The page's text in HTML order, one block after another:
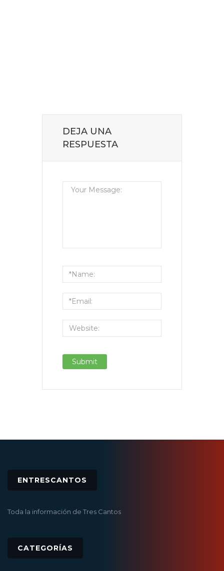
DEJA UNA
RESPUESTA
ENTRESCANTOS
Toda la información de Tres Cantos
CATEGORÍAS